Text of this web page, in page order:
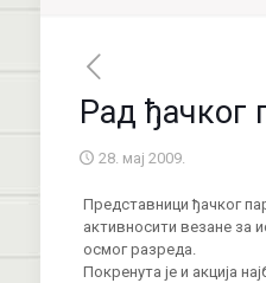
Рад ђачког
28. мај 2009.
Представници ђачког
активносити везане за
осмог разреда.
Покренута је и акција